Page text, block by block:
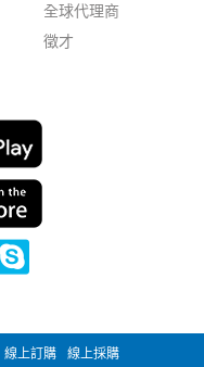
全球代理商
徵才
線上訂購 線上採購